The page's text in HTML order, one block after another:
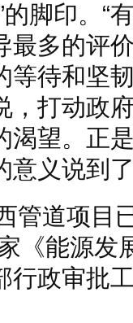
的脚印。“
最多的评
等待和坚
，打动政
渴望。正
意义说到
管道项目
《能源发
行政审批